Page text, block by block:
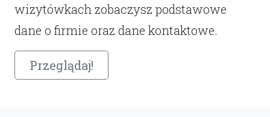
wizytówkach zobaczysz podstawowe
dane o firmie oraz dane kontaktowe.
Przeglądaj!